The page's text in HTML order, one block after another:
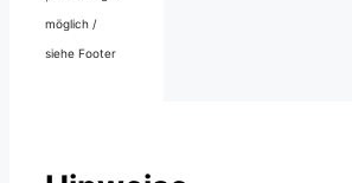
möglich /
siehe Footer